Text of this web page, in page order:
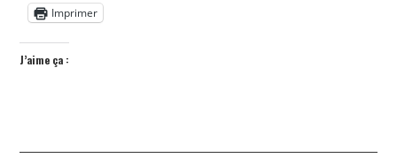
Imprimer
J’aime ça :